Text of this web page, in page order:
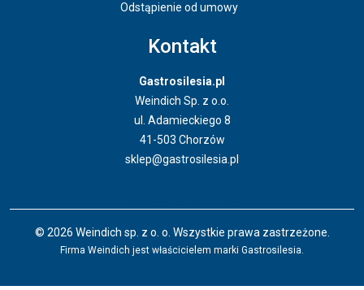
Odstąpienie od umowy
Kontakt
Gastrosilesia.pl
Weindich Sp. z o.o.
ul. Adamieckiego 8
41-503 Chorzów
sklep@gastrosilesia.pl
© 2026 Weindich sp. z o. o. Wszystkie prawa zastrzeżone.
Firma Weindich jest właścicielem marki Gastrosilesia.